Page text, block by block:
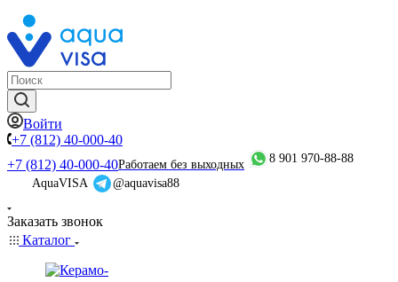
Войти
+7 (812) 40-000-40
+7 (812) 40-000-40Работаем без выходных
8 901 970-88-88
AquaVISA
@aquavisa88
Заказать звонок
Каталог